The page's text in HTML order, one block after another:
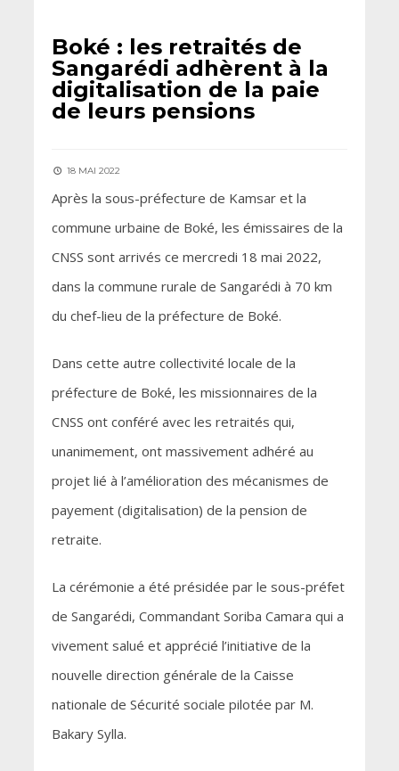
Boké : les retraités de
Sangarédi adhèrent à la
digitalisation de la paie
de leurs pensions
18 MAI 2022
Après la sous-préfecture de Kamsar et la
commune urbaine de Boké, les émissaires de la
CNSS sont arrivés ce mercredi 18 mai 2022,
dans la commune rurale de Sangarédi à 70 km
du chef-lieu de la préfecture de Boké.
Dans cette autre collectivité locale de la
préfecture de Boké, les missionnaires de la
CNSS ont conféré avec les retraités qui,
unanimement, ont massivement adhéré au
projet lié à l’amélioration des mécanismes de
payement (digitalisation) de la pension de
retraite.
La cérémonie a été présidée par le sous-préfet
de Sangarédi, Commandant Soriba Camara qui a
vivement salué et apprécié l’initiative de la
nouvelle direction générale de la Caisse
nationale de Sécurité sociale pilotée par M.
Bakary Sylla.